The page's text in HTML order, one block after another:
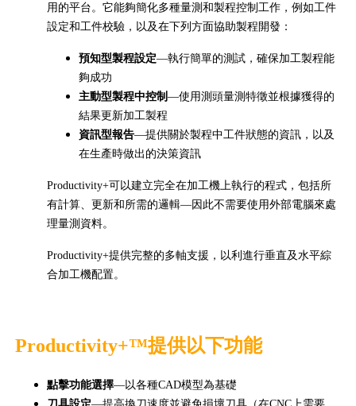
用的平台。它能夠簡化多種量測和製程控制工作，例如工件
設定和工件校驗，以及在下列方面協助製程開發：
預知型製程設定—執行簡單的測試，確保加工製程能
夠成功
主動型製程中控制—使用測頭量測特徵並根據獲得的
結果更新加工製程
資訊型報告—提供關於製程中工件狀態的資訊，以及
在生產時做出的決策資訊
Productivity+可以建立完全在加工機上執行的程式，包括所
有計算、更新和所需的邏輯—因此不需要使用外部電腦來處
理量測資料。
Productivity+提供完整的多軸支援，以利進行垂直及水平綜
合加工機配置。
Productivity+™提供以下功能
點擊功能選擇—以各種CAD模型為基礎